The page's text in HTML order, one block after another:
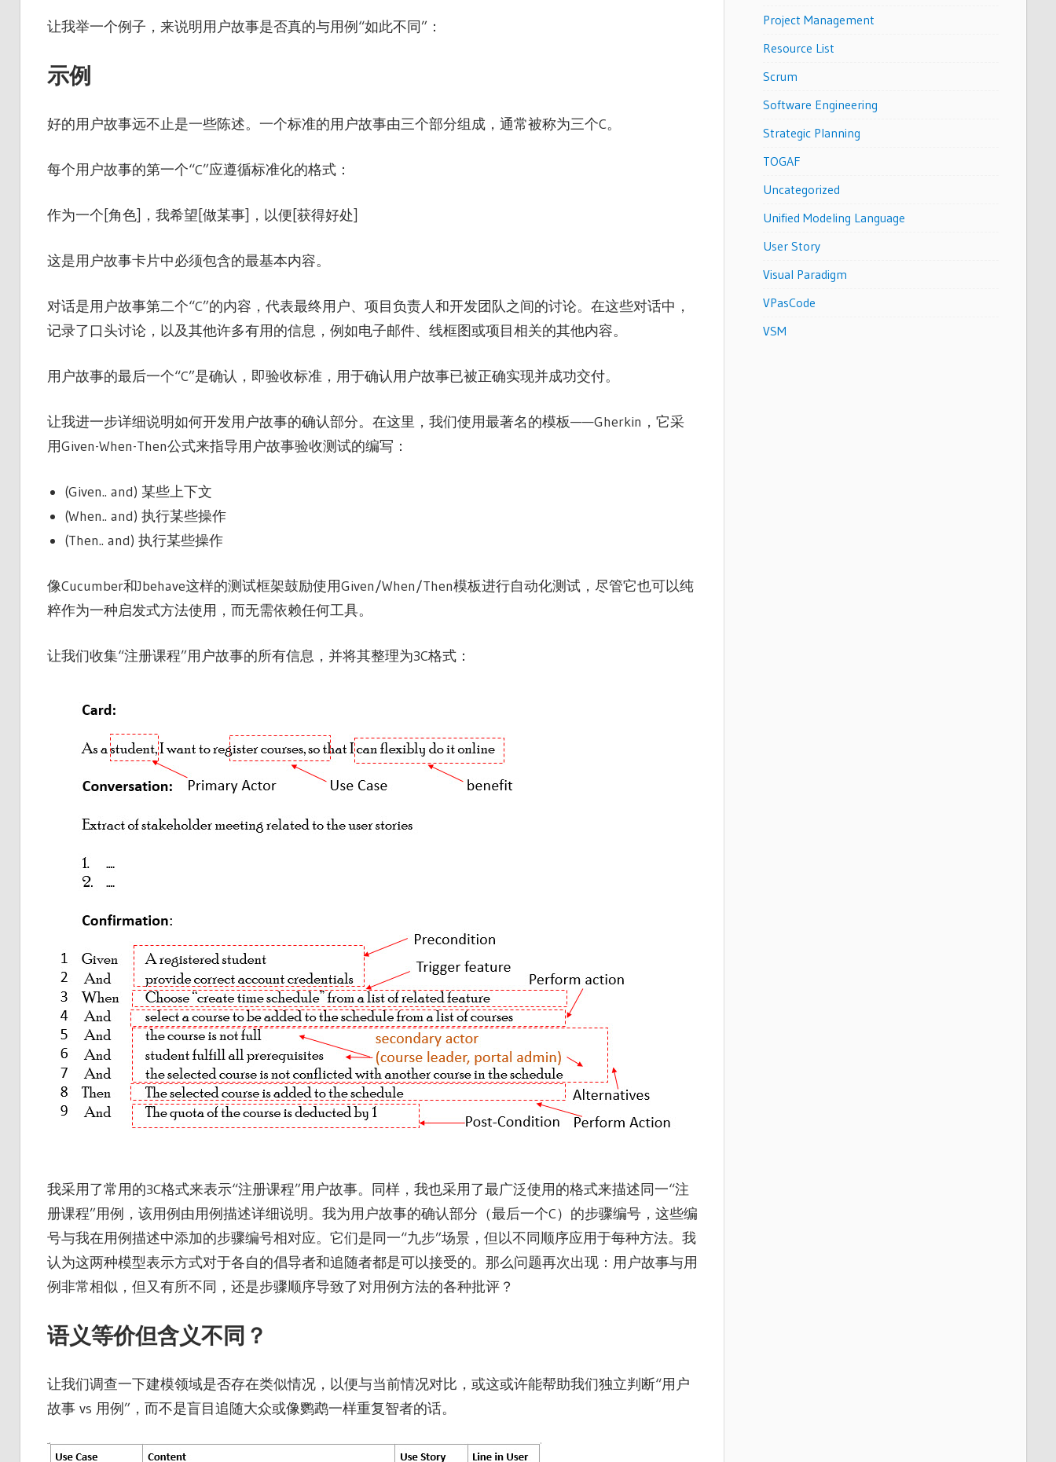
让我举一个例子，来说明用户故事是否真的与用例“如此不同”：
示例
好的用户故事远不止是一些陈述。一个标准的用户故事由三个部分组成，通常被称为三个C。
每个用户故事的第一个“C”应遵循标准化的格式：
作为一个[角色]，我希望[做某事]，以便[获得好处]
这是用户故事卡片中必须包含的最基本内容。
对话是用户故事第二个“C”的内容，代表最终用户、项目负责人和开发团队之间的讨论。在这些对话中，
记录了口头讨论，以及其他许多有用的信息，例如电子邮件、线框图或项目相关的其他内容。
用户故事的最后一个“C”是确认，即验收标准，用于确认用户故事已被正确实现并成功交付。
让我进一步详细说明如何开发用户故事的确认部分。在这里，我们使用最著名的模板——Gherkin，它采
用Given-When-Then公式来指导用户故事验收测试的编写：
(Given.. and) 某些上下文
(When.. and) 执行某些操作
(Then.. and) 执行某些操作
像Cucumber和Jbehave这样的测试框架鼓励使用Given/When/Then模板进行自动化测试，尽管它也可以纯
粹作为一种启发式方法使用，而无需依赖任何工具。
让我们收集“注册课程”用户故事的所有信息，并将其整理为3C格式：
我采用了常用的3C格式来表示“注册课程”用户故事。同样，我也采用了最广泛使用的格式来描述同一“注
册课程”用例，该用例由用例描述详细说明。我为用户故事的确认部分（最后一个C）的步骤编号，这些编
号与我在用例描述中添加的步骤编号相对应。它们是同一“九步”场景，但以不同顺序应用于每种方法。我
认为这两种模型表示方式对于各自的倡导者和追随者都是可以接受的。那么问题再次出现：用户故事与用
例非常相似，但又有所不同，还是步骤顺序导致了对用例方法的各种批评？
语义等价但含义不同？
让我们调查一下建模领域是否存在类似情况，以便与当前情况对比，或这或许能帮助我们独立判断“用户
故事 vs 用例”，而不是盲目追随大众或像鹦鹉一样重复智者的话。
Project Management
Resource List
Scrum
Software Engineering
Strategic Planning
TOGAF
Uncategorized
Unified Modeling Language
User Story
Visual Paradigm
VPasCode
VSM